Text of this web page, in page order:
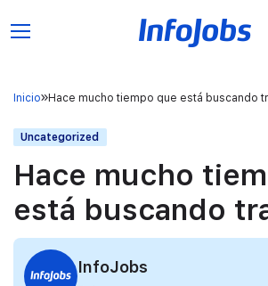
Inicio Hace mucho tiempo que está buscando
Uncategorized
Hace mucho
está buscando
InfoJobs